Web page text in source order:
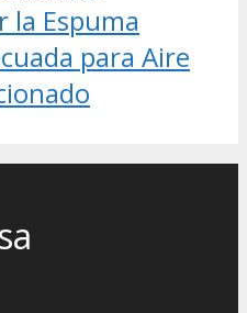
la Espuma
para Aire